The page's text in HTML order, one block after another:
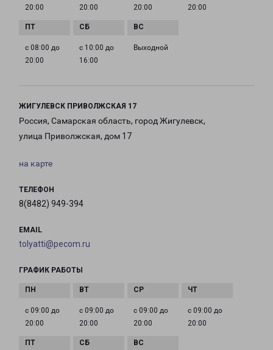
20:00
20:00
20:00
20:00
с 08:00 до
20:00
с 10:00 до
16:00
Выходной
ЖИГУЛЕВСК ПРИВОЛЖСКАЯ 17
Россия, Самарская область, город Жигулевск,
улица Приволжская, дом 17
на карте
ТЕЛЕФОН
8(8482) 949-394
EMAIL
tolyatti@pecom.ru
ГРАФИК РАБОТЫ
с 09:00 до
20:00
с 09:00 до
20:00
с 09:00 до
20:00
с 09:00 до
20:00